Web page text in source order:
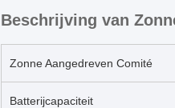
Beschrijving van
Zonne Aangedreven Comité
Batterijcapaciteit